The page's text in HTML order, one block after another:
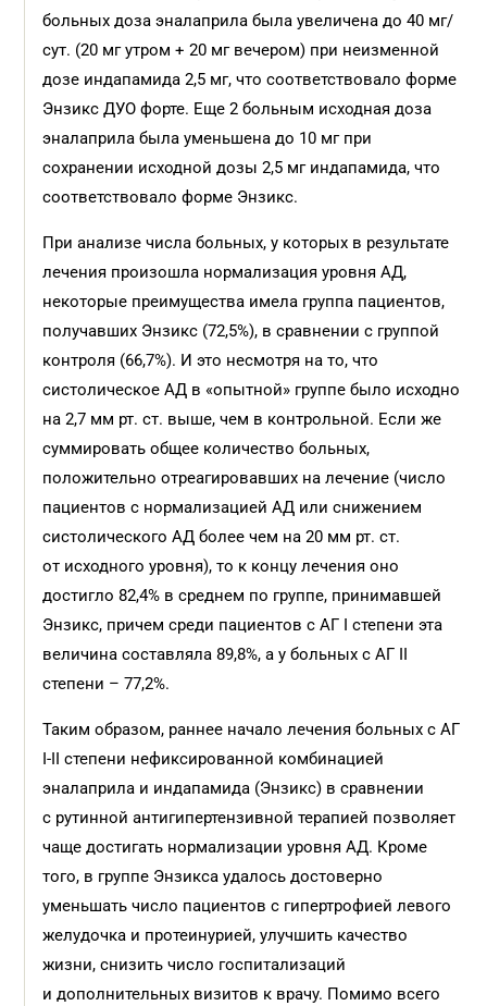
больных доза эналаприла была увеличена до 40 мг/
сут. (20 мг утром + 20 мг вечером) при неизменной
дозе индапамида 2,5 мг, что соответствовало форме
Энзикс ДУО форте. Еще 2 больным исходная доза
эналаприла была уменьшена до 10 мг при
сохранении исходной дозы 2,5 мг индапамида, что
соответствовало форме Энзикс.
При анализе числа больных, у которых в результате
лечения произошла нормализация уровня АД,
некоторые преимущества имела группа пациентов,
получавших Энзикс (72,5%), в сравнении с группой
контроля (66,7%). И это несмотря на то, что
систолическое АД в «опытной» группе было исходно
на 2,7 мм рт. ст. выше, чем в контрольной. Если же
суммировать общее количество больных,
положительно отреагировавших на лечение (число
пациентов с нормализацией АД или снижением
систолического АД более чем на 20 мм рт. ст.
от исходного уровня), то к концу лечения оно
достигло 82,4% в среднем по группе, принимавшей
Энзикс, причем среди пациентов с АГ I степени эта
величина составляла 89,8%, а у больных с АГ II
степени – 77,2%.
Таким образом, раннее начало лечения больных с АГ
I-II степени нефиксированной комбинацией
эналаприла и индапамида (Энзикс) в сравнении
с рутинной антигипертензивной терапией позволяет
чаще достигать нормализации уровня АД. Кроме
того, в группе Энзикса удалось достоверно
уменьшать число пациентов с гипертрофией левого
желудочка и протеинурией, улучшить качество
жизни, снизить число госпитализаций
и дополнительных визитов к врачу. Помимо всего